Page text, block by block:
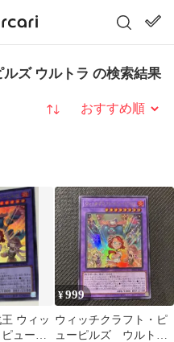
ズ ウルトラ の検索結果
並び替え
王 ウィッ
ューピ
¥999
ウィッチクラフト・ピ
ューピルズ ウルトラ